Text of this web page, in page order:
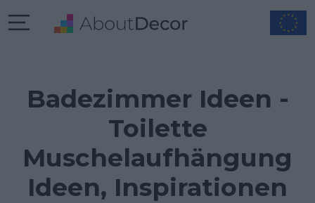
Badezimmer Ideen -
Toilette
Muschelaufhängung
Ideen, Inspirationen